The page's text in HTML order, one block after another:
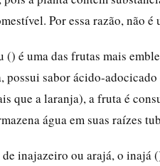
Por essa razão, não
() é uma das frutas mais
possui sabor ácido-
que a laranja), a fruta é
água em suas raízes
de inajazeiro ou arajá, o